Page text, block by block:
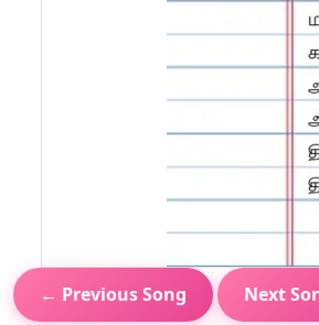
← Previous Song Next